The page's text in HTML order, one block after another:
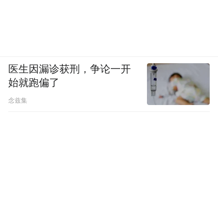
医生因漏诊获刑，争论一开
始就跑偏了
念兹集